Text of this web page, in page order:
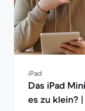
iPad
Das iPad
es zu klein?